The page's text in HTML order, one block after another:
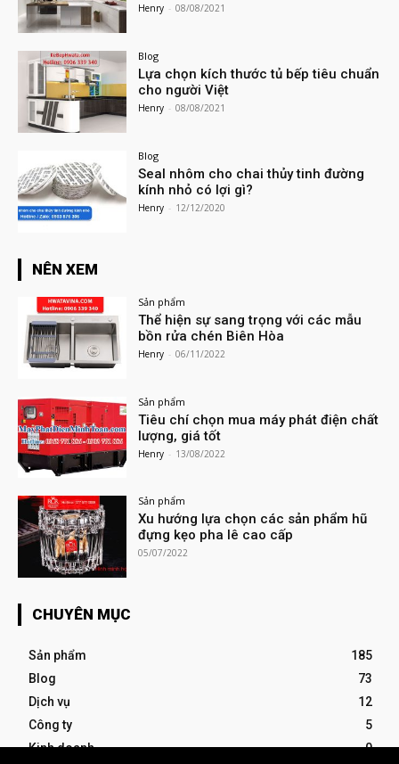
Henry - 08/08/2021
Blog
Lựa chọn kích thước tủ bếp tiêu chuẩn
cho người Việt
Henry - 08/08/2021
Blog
Seal nhôm cho chai thủy tinh đường
kính nhỏ có lợi gì?
Henry - 12/12/2020
NÊN XEM
Sản phẩm
Thể hiện sự sang trọng với các mẫu
bồn rửa chén Biên Hòa
Henry - 06/11/2022
Sản phẩm
Tiêu chí chọn mua máy phát điện chất
lượng, giá tốt
Henry - 13/08/2022
Sản phẩm
Xu hướng lựa chọn các sản phẩm hũ
đựng kẹo pha lê cao cấp
05/07/2022
CHUYÊN MỤC
Sản phẩm
185
Blog
73
Dịch vụ
12
Công ty
5
Kinh doanh
0